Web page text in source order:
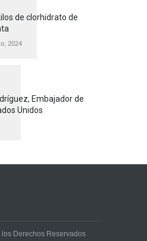
de clorhidrato de
2024
Embajador de
Unidos
los Derechos Reservados